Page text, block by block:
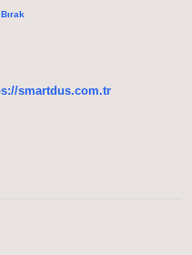
smartdus.com.tr